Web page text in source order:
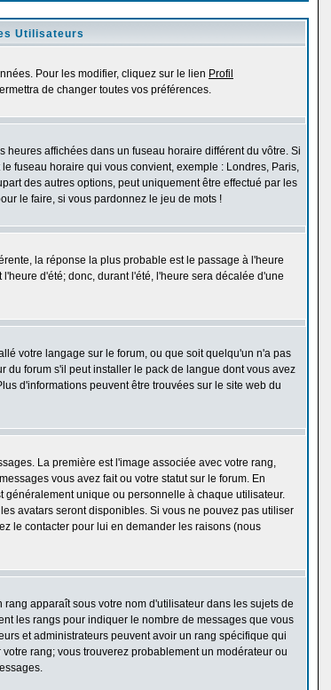
Utilisateurs
Pour les modifier, cliquez sur le lien Profil
de changer toutes vos préférences.
heures affichées dans un fuseau horaire différent du vôtre. Si
fuseau horaire qui vous convient, exemple : Londres, Paris,
des autres options, peut uniquement être effectué par les
le faire, si vous pardonnez le jeu de mots !
la réponse la plus probable est le passage à l'heure
d'été; donc, durant l'été, l'heure sera décalée d'une
votre langage sur le forum, ou que soit quelqu'un n'a pas
du forum s'il peut installer le pack de langue dont vous avez
d'informations peuvent être trouvées sur le site web du
La première est l'image associée avec votre rang,
vous avez fait ou votre statut sur le forum. En
unique ou personnelle à chaque utilisateur.
avatars seront disponibles. Si vous ne pouvez pas utiliser
le contacter pour lui en demander les raisons (nous
apparaît sous votre nom d'utilisateur dans les sujets de
les rangs pour indiquer le nombre de messages que vous
et administrateurs peuvent avoir un rang spécifique qui
rang; vous trouverez probablement un modérateur ou